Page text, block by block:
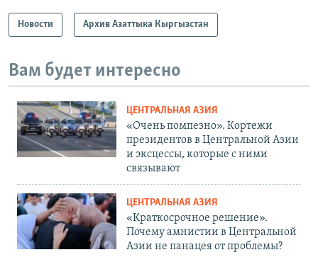
Новости Архив Азаттыка Кыргызстан
Вам будет интересно
ЦЕНТРАЛЬНАЯ АЗИЯ
«Очень помпезно». Кортежи
президентов в Центральной Азии
и эксцессы, которые с ними
связывают
ЦЕНТРАЛЬНАЯ АЗИЯ
«Краткосрочное решение».
Почему амнистии в Центральной
Азии не панацея от проблемы?